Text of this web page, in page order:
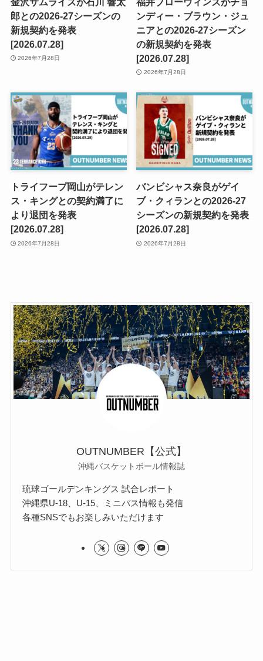
郎との2026-27シーズンの
新規契約を発表
[2026.07.28]
2026年7月28日
ンディー・ブラウン・ジュ
ニアとの2026-27シーズン
の新規契約を発表
[2026.07.28]
2026年7月28日
トライフープ岡山がテレン
ス・キングとの契約満了に
より退団を発表
[2026.07.28]
2026年7月28日
バンビシャス奈良がゲイ
ブ・クィランとの2026-27
シーズンの新規契約を発表
[2026.07.28]
2026年7月28日
OUTNUMBER【公式】
沖縄バスケットボール情報誌
琉球ゴールデンキングス 試合レポート
沖縄県U-18、U-15、ミニバス情報も発信
各種SNSでもお楽しみいただけます